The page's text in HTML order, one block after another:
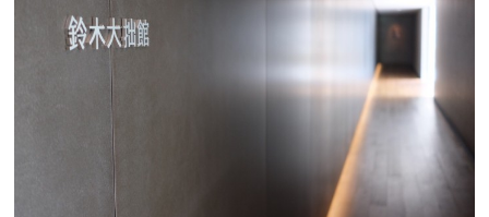
施工実績
モデルハウス紹介